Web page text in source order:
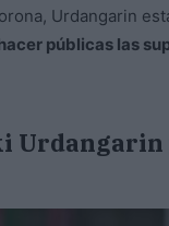
Urdangarin
públicas las
Urdangarin